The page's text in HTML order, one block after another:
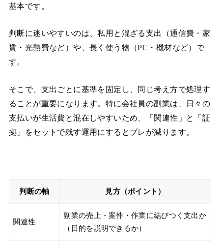
基本です。
判断に迷いやすいのは、私用と混ざる支出（通信費・家
賃・光熱費など）や、長く使う物（PC・機材など）で
す。
そこで、支出ごとに基準を固定し、同じ考え方で処理す
ることが重要になります。特に会社員の副業は、日々の
支払いが生活費と混在しやすいため、「関連性」と「証
拠」をセットで残す運用にするとブレが減ります。
判断の軸 見方（ポイント）
関連性
副業の売上・案件・作業に結びつく支出か
（目的を説明できるか）